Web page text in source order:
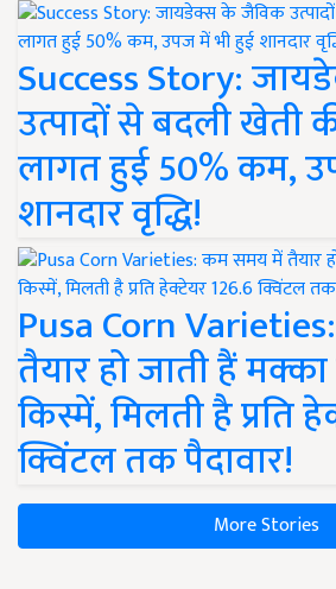
Success Story:
उत्पादों से बदली खेती
लागत हुई 50% कम,
शानदार वृद्धि!
Pusa Corn
तैयार हो जाती हैं
किस्में, मिलती है प्रति
क्विंटल तक पैदावार!
More Stories